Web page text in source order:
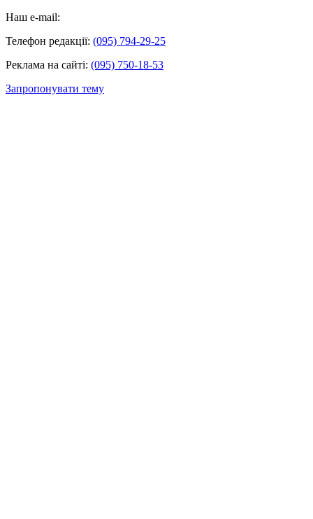
Наш e-mail:
Телефон редакції: (095) 794-29-25
Реклама на сайті: (095) 750-18-53
Запропонувати тему